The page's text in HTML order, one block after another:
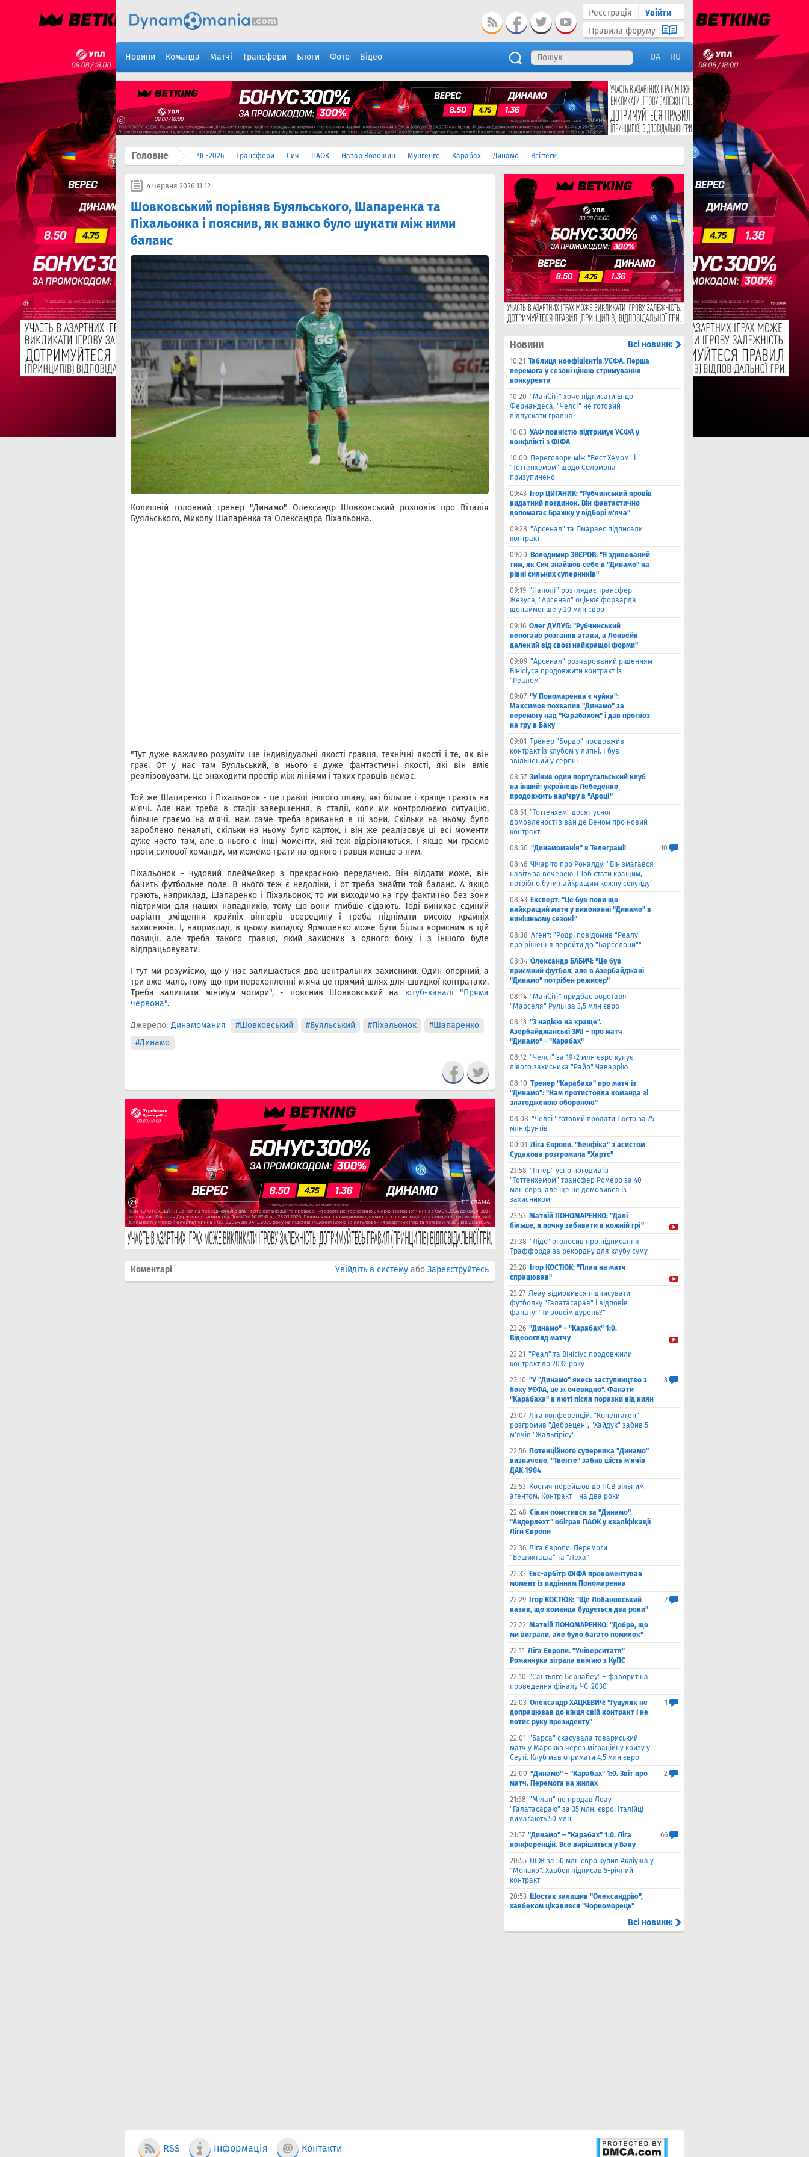
Реєстрація
Увійти
Правила форуму
Новини Команда Матчі Трансфери Блоги Фото Відео UA RU
Головне ЧС-2026 Трансфери Сич ПАОК Назар Волошин Мунгенге Карабах Динамо Всі теги
4 червня 2026 11:12
Шовковський порівняв Буяльського, Шапаренка та
Піхальонка і пояснив, як важко було шукати між ними
баланс
Колишній головний тренер "Динамо" Олександр Шовковський розповів про Віталія
Буяльського, Миколу Шапаренка та Олександра Піхальонка.
"Тут дуже важливо розуміти ще індивідуальні якості гравця, технічні якості і те, як він
грає. От у нас там Буяльський, в нього є дуже фантастичні якості, які він вміє
реалізовувати. Це знаходити простір між лініями і таких гравців немає.
Той же Шапаренко і Піхальонок - це гравці іншого плану, які більше і краще грають на
м'ячі. Але нам треба в стадії завершення, в стадії, коли ми контролюємо ситуацію,
більше граємо на м'ячі, нам саме треба вривання в ці зони. Скільки на ньому було
зароблено пенальті, скільки на ньому було карток, і він же реалізовує ці всі моменти
дуже часто там, але в нього є інші моменти, які теж відрізняються. І якщо ми граємо
проти силової команди, ми можемо грати на одного гравця менше з ним.
Піхальонок - чудовий плеймейкер з прекрасною передачею. Він віддати може, він
бачить футбольне поле. В нього теж є недоліки, і от треба знайти той баланс. А якщо
грають, наприклад, Шапаренко і Піхальонок, то ми виходимо на гру фактично без зони
підтримки для наших нападників, тому що вони глибше сідають. Тоді виникає єдиний
варіант зміщення крайніх вінгерів всередину і треба піднімати високо крайніх
захисників. І, наприклад, в цьому випадку Ярмоленко може бути більш корисним в цій
позиції, але треба такого гравця, який захисник з одного боку і з іншого буде
відпрацьовувати.
І тут ми розуміємо, що у нас залишається два центральних захисники. Один опорний, а
три вже мало, тому що при перехопленні м'яча це прямий шлях для швидкої контратаки.
Треба залишати мінімум чотири", - пояснив Шовковський на ютуб-каналі "Пряма
червона".
Джерело: Динамомания #Шовковський #Буяльський #Піхальонок
#Шапаренко
#Динамо
Коментарі Увійдіть в систему або Зареєструйтесь
Новини Всі новини:
10:21 Таблиця коефіцієнтів УЄФА. Перша
перемога у сезоні ціною стримування
конкурента
10:20 "МанСіті" хоче підписати Енцо
Фернандеса, "Челсі" не готовий
відпускати гравця
10:03 УАФ повністю підтримує УЄФА у
конфлікті з ФІФА
10:00 Переговори між "Вест Хемом" і
"Тоттенхемом" щодо Соломона
призупинено
09:43
Ігор ЦИГАНИК: "Рубчинський провів
видатний поєдинок. Він фантастично
допомагає Бражку у відборі м'яча"
09:28 "Арсенал" та Гімараес підписали
контракт
09:20 Володимир ЗВЄРОВ: "Я здивований
тим, як Сич знайшов себе в "Динамо" на
рівні сильних суперників"
09:19 "Наполі" розглядає трансфер
Жезуса, "Арсенал" оцінює форварда
щонайменше у 20 млн євро
09:16 Олег ДУЛУБ: "Рубчинський
непогано розганяв атаки, а Лонвейк
далекий від своєї найкращої форми"
09:09 "Арсенал" розчарований рішенням
Вінісіуса продовжити контракт із
"Реалом"
09:07 "У Пономаренка є чуйка":
Максимов похвалив "Динамо" за
перемогу над "Карабахом" і дав прогноз
на гру в Баку
09:01 Тренер "Бордо" продовжив
контракт із клубом у липні. І був
звільнений у серпні
08:57 Змінив один португальський клуб
на інший: українець Лебеденко
продовжить кар'єру в "Ароці"
08:51 "Тоттенхем" досяг усної
домовленості з ван де Веном про новий
контракт
08:50 "Динамоманія" в Телеграмі!
10
08:46 Чiчаріто про Роналду: "Він змагався
навіть за вечерею. Щоб стати кращим,
потрібно бути найкращим кожну секунду"
08:43 Експерт: "Це був поки що
найкращий матч у виконанні "Динамо" в
нинішньому сезоні"
08:38 Агент: "Родрі повідомив "Реалу"
про рішення перейти до "Барселони""
08:34 Олександр БАБИЧ: "Це був
приємний футбол, але в Азербайджані
"Динамо" потрібен режисер"
08:14 "МанСіті" придбає воротаря
"Марселя" Рульї за 3,5 млн євро
08:13 "З надією на краще".
Азербайджанські ЗМІ – про матч
"Динамо" - "Карабах"
08:12 "Челсі" за 19+2 млн євро купує
лівого захисника "Райо" Чаваррію
08:10 Тренер "Карабаха" про матч із
"Динамо": "Нам протистояла команда зі
злагодженою обороною"
08:08 "Челсі" готовий продати Гюсто за 75
млн фунтів
00:01 Ліга Європи. "Бенфіка" з асистом
Судакова розгромила "Хартс"
23:58 "Інтер" усно погодив із
"Тоттенхемом" трансфер Ромеро за 40
млн євро, але ще не домовився із
захисником
23:53 Матвiй ПОНОМАРЕНКО: "Далі
більше, я почну забивати в кожній грі"
23:38 "Лідс" оголосив про підписання
Траффорда за рекордну для клубу суму
23:28
Ігор КОСТЮК: "План на матч
спрацював"
23:27 Леау відмовився підписувати
футболку "Галатасарая" і відповів
фанату: "Ти зовсім дурень?"
23:26 "Динамо" – "Карабах" 1:0.
Відеоогляд матчу
23:21 "Реал" та Вінісіус продовжили
контракт до 2032 року
23:10 "У "Динамо" якесь заступництво з
боку УЄФА, це ж очевидно". Фанати
"Карабаха" в люті після поразки від киян
3
23:07 Ліга конференцій. "Копенгаген"
розгромив "Дебрецен", "Хайдук" забив 5
м'ячів "Жальгірісу"
22:56 Потенційного суперника "Динамо"
визначено. "Твенте" забив шість м'ячів
ДАК 1904
22:53 Костич перейшов до ПСВ вільним
агентом. Контракт – на два роки
22:48 Сікан помстився за "Динамо".
"Андерлехт" обіграв ПАОК у кваліфікації
Ліги Європи
22:36 Ліга Європи. Перемоги
"Бешикташа" та "Леха"
22:33 Екс-арбітр ФІФА прокоментував
момент із падінням Пономаренка
22:29
Ігор КОСТЮК: "Ще Лобановський
казав, що команда будується два роки"
7
22:22 Матвій ПОНОМАРЕНКО: "Добре, що
ми виграли, але було багато помилок"
22:11 Ліга Європи. "Університатя"
Романчука зіграла внічию з КуПС
22:10 "Сантьяго Бернабеу" – фаворит на
проведення фіналу ЧС-2030
22:03 Олександр ХАЦКЕВИЧ: "Гуцуляк не
допрацював до кінця свій контракт і не
потис руку президенту"
1
22:01 "Барса" скасувала товариський
матч у Марокко через міграційну кризу у
Сеуті. Клуб мав отримати 4,5 млн євро
22:00 "Динамо" – "Карабах" 1:0. Звіт про
матч. Перемога на жилах
2
21:58 "Мілан" не продав Леау
"Галатасараю" за 35 млн. євро. Італійці
вимагають 50 млн.
21:57 "Динамо" – "Карабах" 1:0. Ліга
конференцій. Все вирішиться у Баку
66
20:55 ПСЖ за 50 млн євро купив Акліуша у
"Монако". Хавбек підписав 5-річний
контракт
20:53 Шостак залишив "Олександрію",
хавбеком цікавився "Чорноморець"
Всі новини:
RSS Інформація Контакти